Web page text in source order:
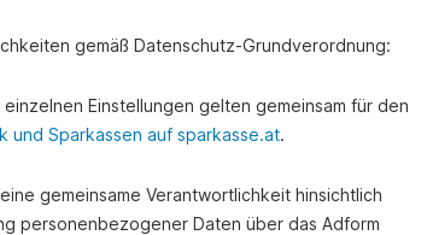
gemäß Datenschutz-Grundverordnung:
Einstellungen gelten gemeinsam für den
und Sparkassen auf sparkasse.at.
gemeinsame Verantwortlichkeit hinsichtlich
personenbezogener Daten über das Adform